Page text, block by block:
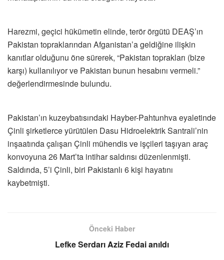
Harezmi, geçici hükümetin elinde, terör örgütü DEAŞ’ın
Pakistan topraklarından Afganistan’a geldiğine ilişkin
kanıtlar olduğunu öne sürerek, “Pakistan toprakları (bize
karşı) kullanılıyor ve Pakistan bunun hesabını vermeli.”
değerlendirmesinde bulundu.
Pakistan’ın kuzeybatısındaki Hayber-Pahtunhva eyaletinde
Çinli şirketlerce yürütülen Dasu Hidroelektrik Santrali’nin
inşaatında çalışan Çinli mühendis ve işçileri taşıyan araç
konvoyuna 26 Mart’ta intihar saldırısı düzenlenmişti.
Saldırıda, 5’i Çinli, biri Pakistanlı 6 kişi hayatını
kaybetmişti.
Önceki Haber
Lefke Serdarı Aziz Fedai anıldı